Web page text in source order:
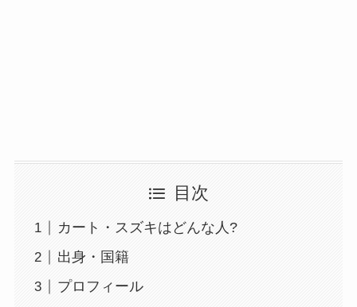
目次
カート・スズキはどんな人?
出身・国籍
プロフィール